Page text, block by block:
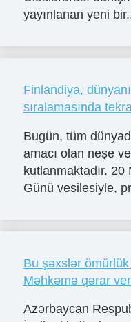
yayınlanan yeni
Finlandiya,
sıralamasında
Bugün, tüm
amacı olan neşe
kutlanmaktadır. 20
Günü vesilesiyle,
Bu şəxslər
Məhkəmə qərar
Azərbaycan